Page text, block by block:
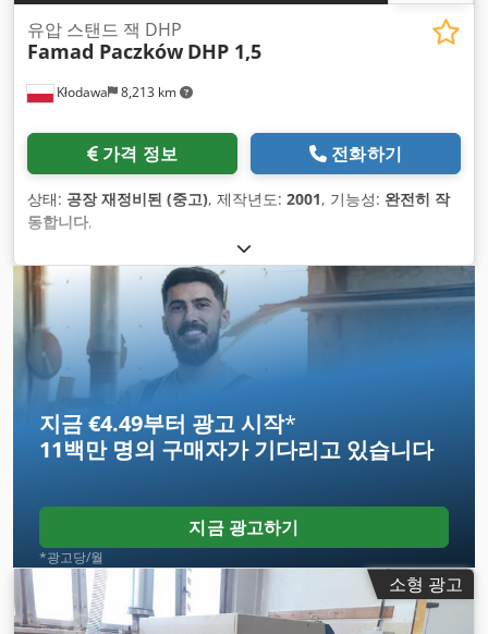
Kłodawa 8,213 km
유압 스탠드 잭 DHP
Famad Paczków DHP 1,5
가격 정보 전화하기
상태: 공장 재정비된 (중고), 제작년도: 2001, 기능성: 완전히 작
동합니다,
지금 €4.49부터 광고 시작*
11백만 명의 구매자가 기다리고 있습니다
지금 광고하기
*광고당/월
소형 광고